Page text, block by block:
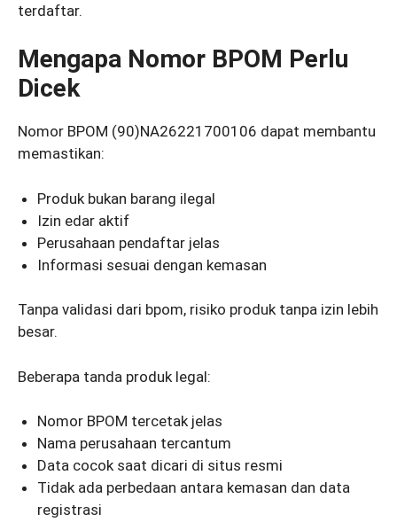
terdaftar.
Mengapa Nomor BPOM Perlu
Dicek
Nomor BPOM (90)NA26221700106 dapat membantu
memastikan:
Produk bukan barang ilegal
Izin edar aktif
Perusahaan pendaftar jelas
Informasi sesuai dengan kemasan
Tanpa validasi dari bpom, risiko produk tanpa izin lebih
besar.
Beberapa tanda produk legal:
Nomor BPOM tercetak jelas
Nama perusahaan tercantum
Data cocok saat dicari di situs resmi
Tidak ada perbedaan antara kemasan dan data
registrasi